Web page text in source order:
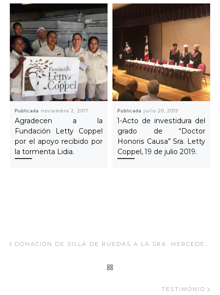
Publicada noviembre 2, 2017
Agradecen a la
Fundación Letty Coppel
por el apoyo recibido por
la tormenta Lidia.
Publicada julio 20, 2019
1-Acto de investidura del
grado de “Doctor
Honoris Causa” Sra. Letty
Coppel, 19 de julio 2019.
Navegar Artículo DONACIÓN DE SILLA DE RUEDAS A LA SRA. MERCEDES REYES
TESTIMONIO